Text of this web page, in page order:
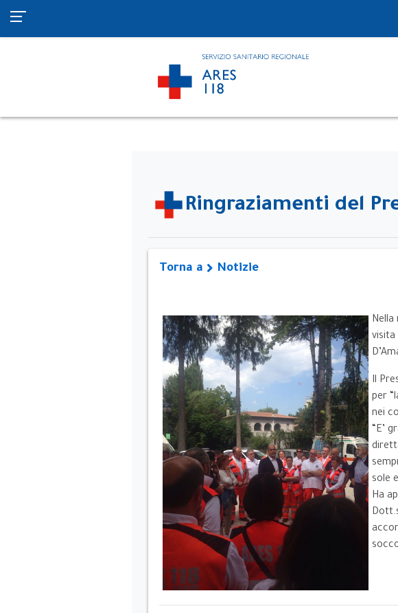
Ringraziamenti del
Torna a Notizie
Nella
visita
Il
per
nei
“E’
sole
Ha